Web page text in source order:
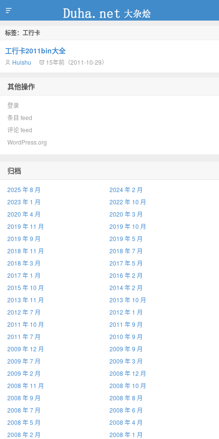
duha.net
标签：工行卡
工行卡2011bin大全
Huishu 15年前（2011-10-29）
其他操作
登录
条目 feed
评论 feed
WordPress.org
归档
2025 年 8 月
2024 年 2 月
2023 年 1 月
2022 年 10 月
2020 年 4 月
2020 年 3 月
2019 年 11 月
2019 年 10 月
2019 年 9 月
2019 年 5 月
2018 年 11 月
2018 年 7 月
2018 年 3 月
2017 年 5 月
2017 年 1 月
2016 年 2 月
2015 年 10 月
2014 年 2 月
2013 年 11 月
2013 年 10 月
2012 年 7 月
2012 年 1 月
2011 年 10 月
2011 年 9 月
2011 年 7 月
2010 年 9 月
2009 年 12 月
2009 年 9 月
2009 年 7 月
2009 年 3 月
2009 年 2 月
2008 年 12 月
2008 年 11 月
2008 年 10 月
2008 年 9 月
2008 年 8 月
2008 年 7 月
2008 年 6 月
2008 年 5 月
2008 年 4 月
2008 年 2 月
2008 年 1 月